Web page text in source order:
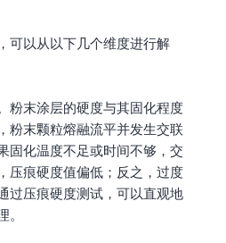
可以从以下几个维度进行解
粉末涂层的硬度与其固化程度
粉末颗粒熔融流平并发生交联
固化温度不足或时间不够，交
压痕硬度值偏低；反之，过度
过压痕硬度测试，可以直观地
。